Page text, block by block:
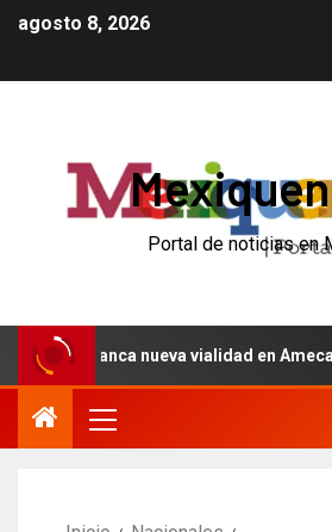
agosto 8, 2026
Portal de noticias en
nueva vialidad en Amecameca